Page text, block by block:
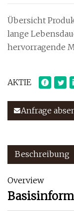
Übersicht
lange
hervorragende
AKTIE
Anfrage
Beschreibung
Overview